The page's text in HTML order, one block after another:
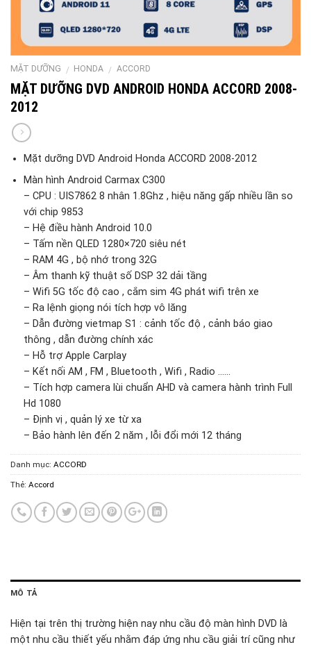
MẶT DƯỠNG / HONDA / ACCORD
MẶT DƯỠNG DVD ANDROID HONDA ACCORD 2008-
2012
Mặt dưỡng DVD Android Honda ACCORD 2008-2012
Màn hình Android Carmax C300
– CPU : UIS7862 8 nhân 1.8Ghz , hiệu năng gấp nhiều lần so
với chip 9853
– Hệ điều hành Android 10.0
– Tấm nền QLED 1280×720 siêu nét
– RAM 4G , bộ nhớ trong 32G
– Âm thanh kỹ thuật số DSP 32 dải tầng
– Wifi 5G tốc độ cao , cắm sim 4G phát wifi trên xe
– Ra lệnh giọng nói tích hợp vô lăng
– Dẫn đường vietmap S1 : cảnh tốc độ , cảnh báo giao
thông , dẫn đường chính xác
– Hỗ trợ Apple Carplay
– Kết nối AM , FM , Bluetooth , Wifi , Radio ……
– Tích hợp camera lùi chuẩn AHD và camera hành trình Full
Hd 1080
– Định vị , quản lý xe từ xa
– Bảo hành lên đến 2 năm , lỗi đổi mới 12 tháng
Danh mục: ACCORD
Thẻ: Accord
MÔ TẢ
Hiện tại trên thị trường hiện nay nhu cầu độ màn hình DVD là
một nhu cầu thiết yếu nhằm đáp ứng nhu cầu giải trí cũng như